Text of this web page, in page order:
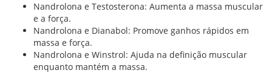
Nandrolona e Testosterona: Aumenta a massa muscular
e a força.
Nandrolona e Dianabol: Promove ganhos rápidos em
massa e força.
Nandrolona e Winstrol: Ajuda na definição muscular
enquanto mantém a massa.